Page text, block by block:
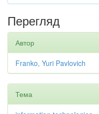
Перегляд
Автор
Franko, Yuri Pavlovich
Тема